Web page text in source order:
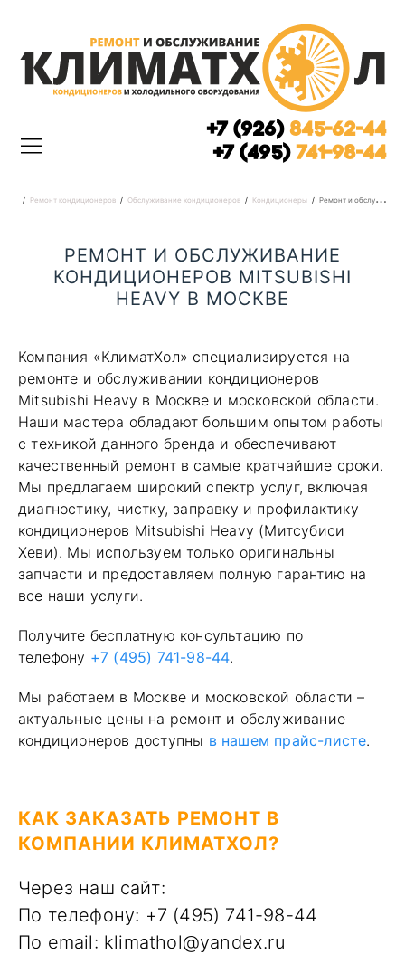
+7 (926)845-62-44
+7 (495)741-98-44
Ремонт кондиционеров Обслуживание кондиционеров Кондиционеры Ремонт и обслуживание кондиционеров Mitsubishi Heavy в Москве
РЕМОНТ И ОБСЛУЖИВАНИЕ
КОНДИЦИОНЕРОВ MITSUBISHI
HEAVY В МОСКВЕ
Компания «КлиматХол» специализируется на
ремонте и обслуживании кондиционеров
Mitsubishi Heavy в Москве и московской области.
Наши мастера обладают большим опытом работы
с техникой данного бренда и обеспечивают
качественный ремонт в самые кратчайшие сроки.
Мы предлагаем широкий спектр услуг, включая
диагностику, чистку, заправку и профилактику
кондиционеров Mitsubishi Heavy (Митсубиси
Хеви). Мы используем только оригинальны
запчасти и предоставляем полную гарантию на
все наши услуги.
Получите бесплатную консультацию по
телефону +7 (495) 741-98-44.
Мы работаем в Москве и московской области –
актуальные цены на ремонт и обслуживание
кондиционеров доступны в нашем прайс-листе.
КАК ЗАКАЗАТЬ РЕМОНТ В
КОМПАНИИ КЛИМАТХОЛ?
Через наш сайт:
По телефону: +7 (495) 741-98-44
По email: klimathol@yandex.ru